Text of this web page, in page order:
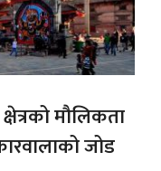
मौलिकता
जोड